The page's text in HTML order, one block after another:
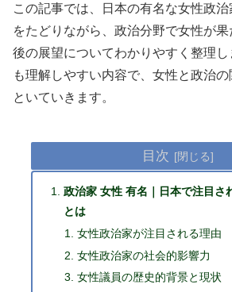
この記事では、日本の有名な女性政
をたどりながら、政治分野で女性が
後の展望についてわかりやすく整理
も理解しやすい内容で、女性と政治
といていきます。
目次
政治家 女性 有名｜日本で注目さ
とは
女性政治家が注目される理由
女性政治家の社会的影響力
女性議員の歴史的背景と現状